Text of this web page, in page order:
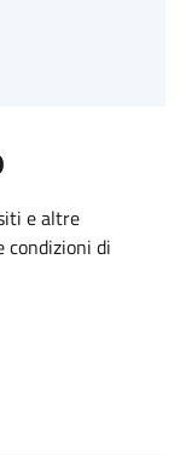
e altre
di